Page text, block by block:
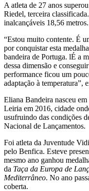
A atleta de 27 anos
Riedel, terceira
inalcançáveis 18,56 metros.
“Estou muito contente. É
por conquistar esta
bandeira de Portuga. lÉ a
dessa dimensão e
performance ficou um
adaptação à temperatura”,
Eliana Bandeira nasceu
Leiria em 2016, cidade
usufruindo das condições
Nacional de Lançamentos.
Foi atleta da Juventude
pelo Benfica. Esteve
mesmo ano ganhou
da Taça da Europa de
Mediterrâneo. No ano
coberta.